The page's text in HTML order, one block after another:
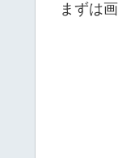
まずは